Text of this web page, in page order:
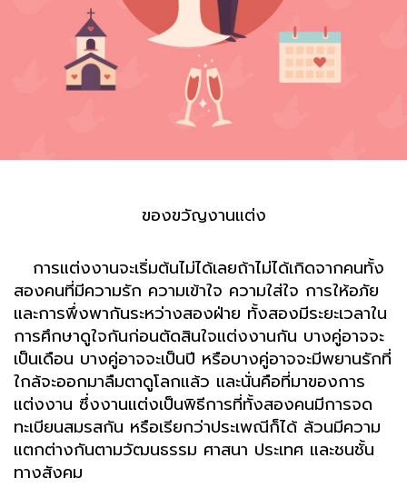
ของขวัญงานแต่ง
การแต่งงานจะเริ่มต้นไม่ได้เลยถ้าไม่ได้เกิดจากคนทั้ง
สองคนที่มีความรัก ความเข้าใจ ความใส่ใจ การให้อภัย
และการพึ่งพากันระหว่างสองฝ่าย ทั้งสองมีระยะเวลาใน
การศึกษาดูใจกันก่อนตัดสินใจแต่งงานกัน บางคู่อาจจะ
เป็นเดือน บางคู่อาจจะเป็นปี หรือบางคู่อาจจะมีพยานรักที่
ใกล้จะออกมาลืมตาดูโลกแล้ว และนั่นคือที่มาของการ
แต่งงาน ซึ่งงานแต่งเป็นพิธีการที่ทั้งสองคนมีการจด
ทะเบียนสมรสกัน หรือเรียกว่าประเพณีก็ได้ ล้วนมีความ
แตกต่างกันตามวัฒนธรรม ศาสนา ประเทศ และชนชั้น
ทางสังคม